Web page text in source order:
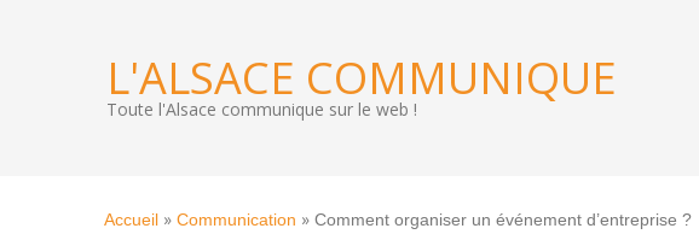
L'ALSACE COMMUNIQUE
Toute l'Alsace communique sur le web !
Accueil » Communication » Comment organiser un événement d’entreprise ?